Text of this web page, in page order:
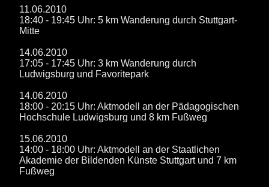
11.06.2010
18:40 - 19:45 Uhr: 5 km Wanderung durch Stuttgart-
Mitte
14.06.2010
17:05 - 17:45 Uhr: 3 km Wanderung durch
Ludwigsburg und Favoritepark
14.06.2010
18:00 - 20:15 Uhr: Aktmodell an der Pädagogischen
Hochschule Ludwigsburg und 8 km Fußweg
15.06.2010
14:00 - 18:00 Uhr: Aktmodell an der Staatlichen
Akademie der Bildenden Künste Stuttgart und 7 km
Fußweg